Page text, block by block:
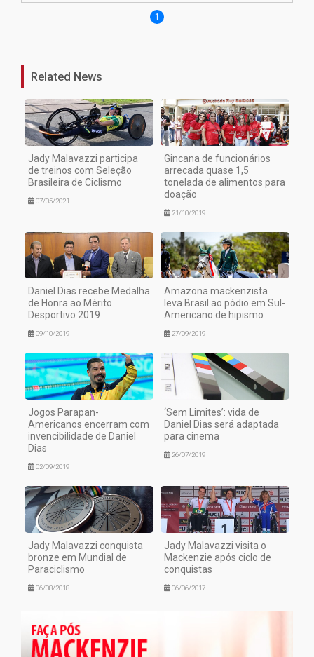
1
Related News
Jady Malavazzi participa
de treinos com Seleção
Brasileira de Ciclismo
07/05/2021
Gincana de funcionários
arrecada quase 1,5
tonelada de alimentos para
doação
21/10/2019
Daniel Dias recebe Medalha
de Honra ao Mérito
Desportivo 2019
09/10/2019
Amazona mackenzista
leva Brasil ao pódio em Sul-
Americano de hipismo
27/09/2019
Jogos Parapan-
Americanos encerram com
invencibilidade de Daniel
Dias
02/09/2019
‘Sem Limites’: vida de
Daniel Dias será adaptada
para cinema
26/07/2019
Jady Malavazzi conquista
bronze em Mundial de
Paraciclismo
06/08/2018
Jady Malavazzi visita o
Mackenzie após ciclo de
conquistas
06/06/2017